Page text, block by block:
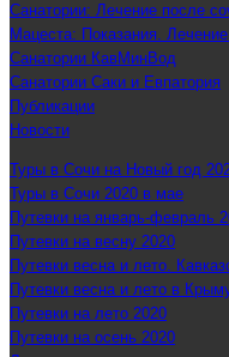
Санатории: Лечение после
Мацеста: Показания.
Санатории КавМинВод
Санатории Саки и Евпатория
Публикации
Новости
Туры в Сочи на Новый год
Туры в Сочи 2020 в мае
Путевки на январь-февраль
Путевки на весну 2020
Путевки весна и лето.
Путевки весна и лето в
Путевки на лето 2020
Путевки на осень 2020